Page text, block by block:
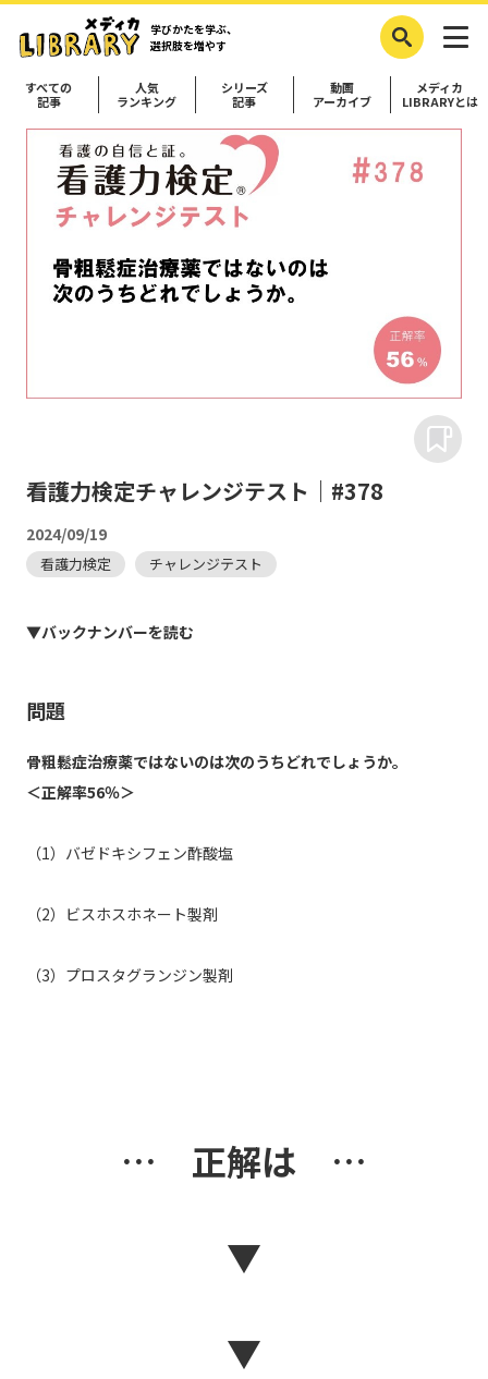
学びかたを学ぶ、
選択肢を増やす
すべての
記事
人気
ランキング
シリーズ
記事
動画
アーカイブ
メディカ
LIBRARYとは
看護力検定チャレンジテスト｜#378
2024/09/19
看護力検定 チャレンジテスト
▼バックナンバーを読む
問題
骨粗鬆症治療薬ではないのは次のうちどれでしょうか。
＜正解率56％＞
（1）バゼドキシフェン酢酸塩
（2）ビスホスホネート製剤
（3）プロスタグランジン製剤
… 正解は …
▼
▼